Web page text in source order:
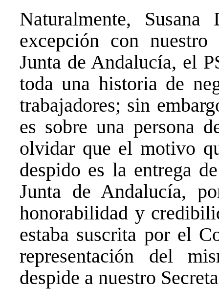
Naturalmente,
excepción con
Junta de Andalucía, el
toda una historia de
trabajadores; sin
es sobre una persona
olvidar que el motivo
despido es la entrega
Junta de Andalucía,
honorabilidad y
estaba suscrita por el
representación del
despide a nuestro